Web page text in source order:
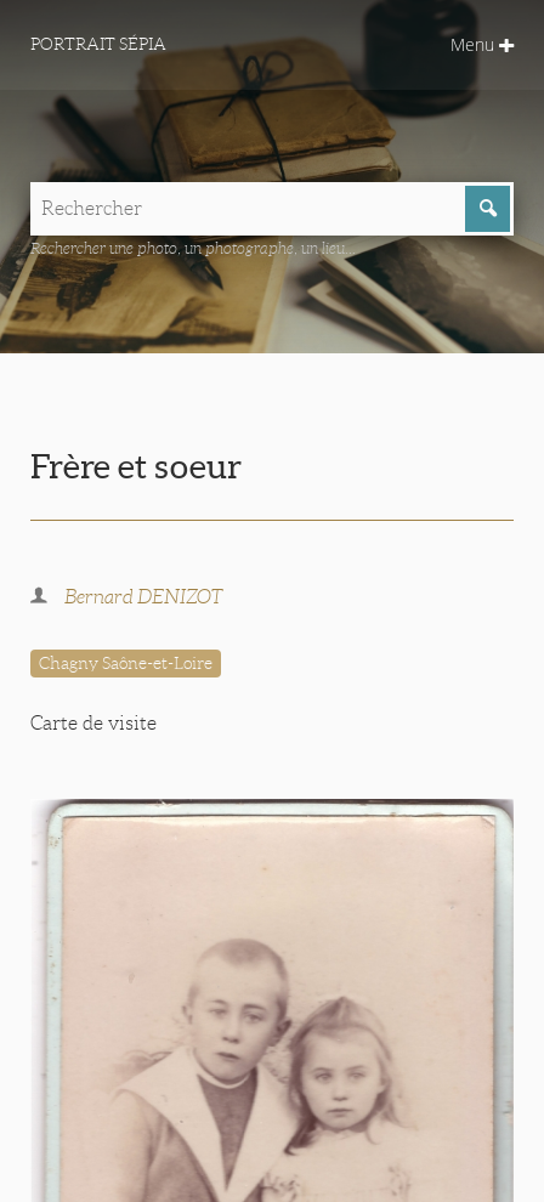
PORTRAIT SÉPIA Menu
Rechercher une photo, un photographe, un lieu...
Frère et soeur
Bernard DENIZOT
Chagny Saône-et-Loire
Carte de visite